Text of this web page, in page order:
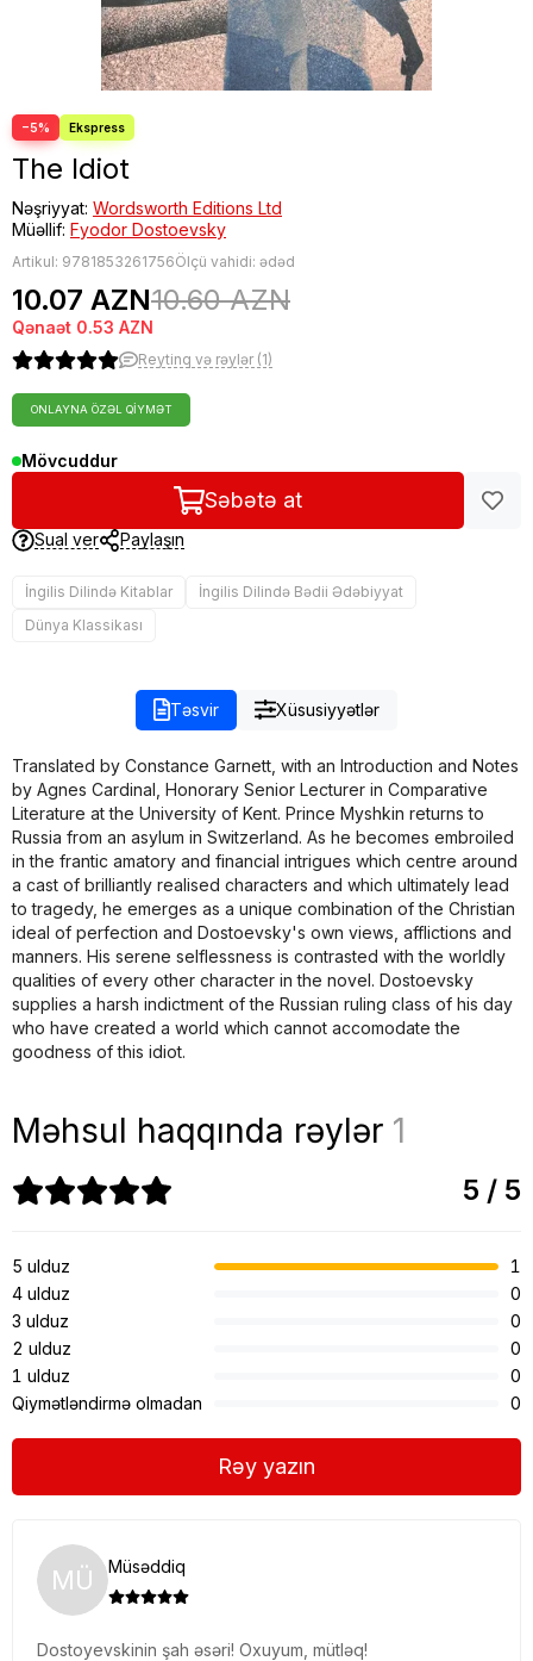
−5%
The Idiot
Nəşriyyat: Wordsworth Editions Ltd
Müəllif: Fyodor Dostoevsky
Artikul: 9781853261756Ölçü vahidi: ədəd
10.07 AZN10.60 AZN
Qənaət 0.53 AZN
Reytinq və rəylər (1)
ONLAYNA ÖZƏL QIYMƏT
Mövcuddur
Səbətə at
Sual ver Paylaşın
İngilis Dilində Kitablar
İngilis Dilində Bədii Ədəbiyyat
Dünya Klassikası
Təsvir Xüsusiyyətlər
Translated by Constance Garnett, with an Introduction and Notes
by Agnes Cardinal, Honorary Senior Lecturer in Comparative
Literature at the University of Kent. Prince Myshkin returns to
Russia from an asylum in Switzerland. As he becomes embroiled
in the frantic amatory and financial intrigues which centre around
a cast of brilliantly realised characters and which ultimately lead
to tragedy, he emerges as a unique combination of the Christian
ideal of perfection and Dostoevsky's own views, afflictions and
manners. His serene selflessness is contrasted with the worldly
qualities of every other character in the novel. Dostoevsky
supplies a harsh indictment of the Russian ruling class of his day
who have created a world which cannot accomodate the
goodness of this idiot.
Məhsul haqqında rəylər 1
MÜ Müsəddiq
Dostoyevskinin şah əsəri! Oxuyum, mütləq!
5 / 5
5 ulduz
1
4 ulduz
0
3 ulduz
0
2 ulduz
0
1 ulduz
0
Qiymətləndirmə olmadan
0
Rəy yazın